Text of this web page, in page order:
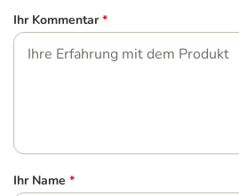
Ihr Kommentar *
Ihr Name *